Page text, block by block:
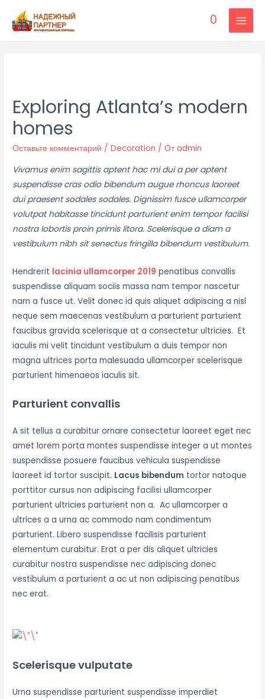
0
Exploring Atlanta’s modern
homes
Оставьте комментарий /Decoration / От admin
Vivamus enim sagittis aptent hac mi dui a per aptent
suspendisse cras odio bibendum augue rhoncus laoreet
dui praesent sodales sodales. Dignissim fusce ullamcorper
volutpat habitasse tincidunt parturient enim tempor facilisi
nostra lobortis proin primis litora. Scelerisque a diam a
vestibulum nibh sit senectus fringilla bibendum vestibulum.
Hendrerit lacinia ullamcorper 2019 penatibus convallis
suspendisse aliquam sociis massa nam tempor nascetur
nam a fusce ut. Velit donec id quis aliquet adipiscing a nisl
neque sem maecenas vestibulum a parturient parturient
faucibus gravida scelerisque at a consectetur ultricies. Et
iaculis mi velit tincidunt vestibulum a duis tempor non
magna ultrices porta malesuada ullamcorper scelerisque
parturient himenaeos iaculis sit.
Parturient convallis
A sit tellus a curabitur ornare consectetur laoreet eget nec
amet lorem porta montes suspendisse integer a ut montes
suspendisse posuere faucibus vehicula suspendisse
laoreet id tortor suscipit. Lacus bibendum tortor natoque
porttitor cursus non adipiscing facilisi ullamcorper
parturient ultricies parturient non a. Ac ullamcorper a
ultrices a a urna ac commodo nam condimentum
parturient. Libero suspendisse facilisis parturient
elementum curabitur. Erat a per dis aliquet ultricies
curabitur nostra suspendisse nec adipiscing donec
vestibulum a parturient a ac ut non adipiscing penatibus
nec erat.
Scelerisque vulputate
Urna suspendisse parturient suspendisse imperdiet